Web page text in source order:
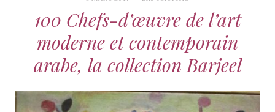
100 Chefs-d’œuvre de l’art
moderne et contemporain
arabe, la collection Barjeel